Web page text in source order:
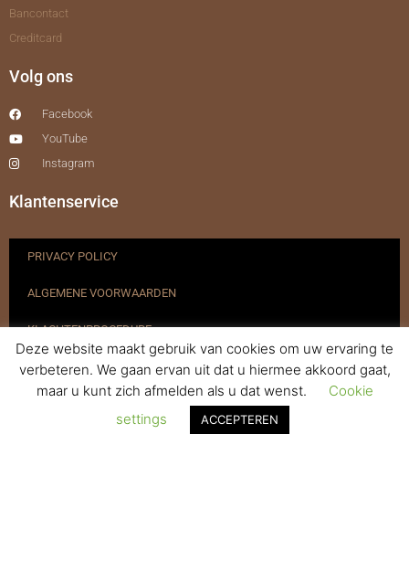
Bancontact
Creditcard
Volg ons
Facebook
YouTube
Instagram
Klantenservice
PRIVACY POLICY
ALGEMENE VOORWAARDEN
KLACHTENPROCEDURE
VERZENDEN & RETOURNEREN
Deze website maakt gebruik van cookies om uw ervaring te
verbeteren. We gaan ervan uit dat u hiermee akkoord gaat,
maar u kunt zich afmelden als u dat wenst.
Cookie
settings
ACCEPTEREN